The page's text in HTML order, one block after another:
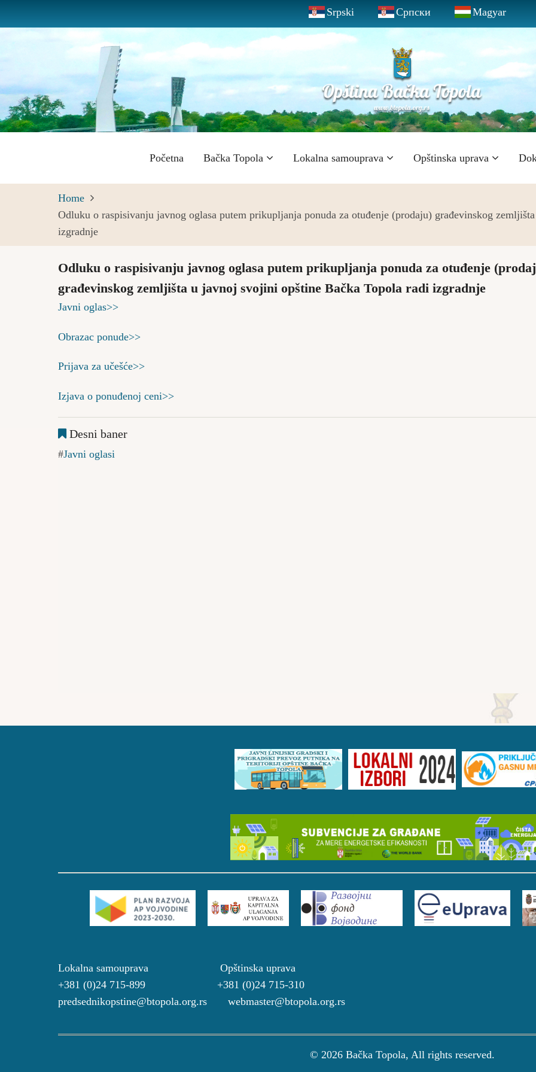
to
main
content
Srpski Српски Magyar
Main
navigation
Početna Bačka Topola Lokalna samouprava Opštinska uprava
Home
Odluku o raspisivanju javnog oglasa putem prikupljanja ponuda za otuđenje (prodaju) građevinskog
izgradnje
Odluku o raspisivanju javnog oglasa putem prikupljanja ponuda za otuđenje
građevinskog zemljišta u javnoj svojini opštine Bačka Topola radi izgradnje
Javni oglas>>
Obrazac ponude>>
Prijava za učešće>>
Izjava o ponuđenoj ceni>>
Desni baner
Javni oglasi
Lokalna samouprava Opštinska uprava
+381 (0)24 715-899 +381 (0)24 715-310
predsednikopstine@btopola.org.rs webmaster@btopola.org.rs
© 2026 Bačka Topola, All rights reserved.